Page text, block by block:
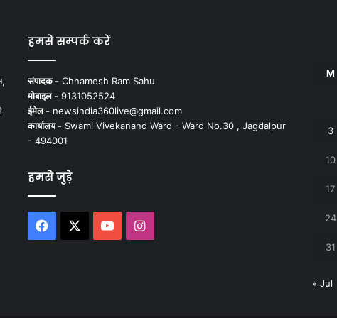
हमसे सम्पर्क करें
संपादक -Chhamesh Ram Sahu
मोबाइल -9131052524
ईमेल - newsindia360live@gmail.com
कार्यालय -Swami Vivekanand Ward - Ward No.30 , Jagdalpur
- 494001
हमसे जुड़े
Facebook YouTubeInstagram
M
3
10
17
24
31
« Jul